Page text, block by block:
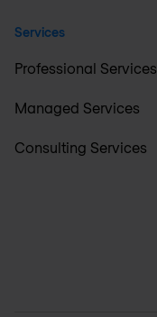
Services
Professional Services
Managed Services
Consulting Services